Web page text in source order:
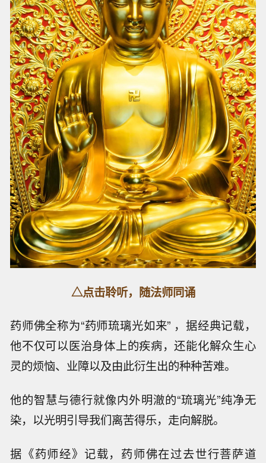
△点击聆听，随法师同诵
药师佛全称为“药师琉璃光如来” ，据经典记载，
他不仅可以医治身体上的疾病，还能化解众生心
灵的烦恼、业障以及由此衍生出的种种苦难。
他的智慧与德行就像内外明澈的“琉璃光”纯净无
染，以光明引导我们离苦得乐，走向解脱。
据《药师经》记载，药师佛在过去世行菩萨道